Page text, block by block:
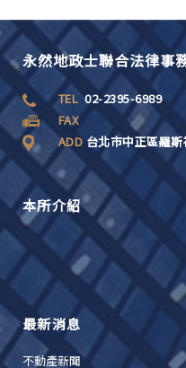
永然地政士聯合法律事
TEL02-2395-6989
FAX
ADD 台北市中正區羅
本所介紹
最新消息
不動產新聞